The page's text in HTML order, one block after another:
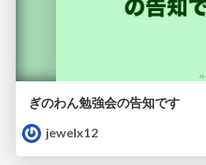
ぎのわん勉強会の告知です
jewelx12